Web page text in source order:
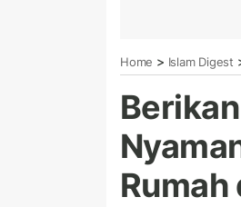
Home > Islam Digest
Rumah